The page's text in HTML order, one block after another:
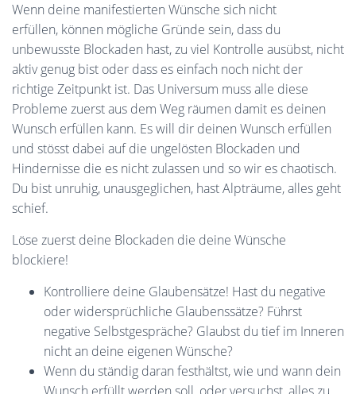
Wenn deine manifestierten Wünsche sich nicht
erfüllen, können mögliche Gründe sein, dass du
unbewusste Blockaden hast, zu viel Kontrolle ausübst, nicht
aktiv genug bist oder dass es einfach noch nicht der
richtige Zeitpunkt ist. Das Universum muss alle diese
Probleme zuerst aus dem Weg räumen damit es deinen
Wunsch erfüllen kann. Es will dir deinen Wunsch erfüllen
und stösst dabei auf die ungelösten Blockaden und
Hindernisse die es nicht zulassen und so wir es chaotisch.
Du bist unruhig, unausgeglichen, hast Alpträume, alles geht
schief.
Löse zuerst deine Blockaden die deine Wünsche
blockiere!
Kontrolliere deine Glaubensätze! Hast du negative
oder widersprüchliche Glaubenssätze? Führst
negative Selbstgespräche? Glaubst du tief im Inneren
nicht an deine eigenen Wünsche?
Wenn du ständig daran festhältst, wie und wann dein